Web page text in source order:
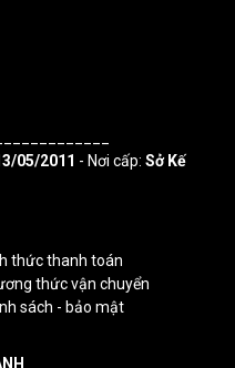
05/2011 - Nơi cấp: Sở Kế
thức thanh toán
thức vận chuyển
sách - bảo mật